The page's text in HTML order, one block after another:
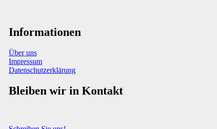
Informationen
Über uns
Impressum
Datenschutzerklärung
Bleiben wir in Kontakt